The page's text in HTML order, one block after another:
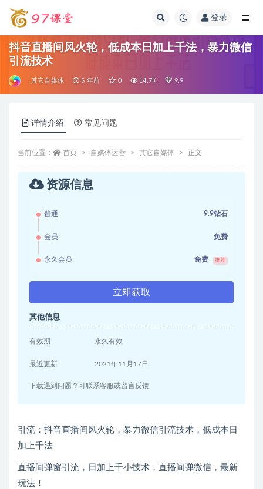
登录
抖音直播间风火轮，低成本日加上千法，暴力微信
引流技术
其它自媒体 5 年前 0 14.7K 9.9
详情介绍 常见问题
当前位置： 首页 自媒体运营 其它自媒体 正文
资源信息
普通 9.9钻石
会员 免费
永久会员 免费 推荐
立即获取
其他信息
有效期 永久有效
最近更新 2021年11月17日
下载遇到问题？可联系客服或留言反馈
引流：抖音直播间风火轮，暴力微信引流技术，低成本日
加上千法
直播间弹窗引流，日加上千小技术，直播间弹微信，最新
玩法！